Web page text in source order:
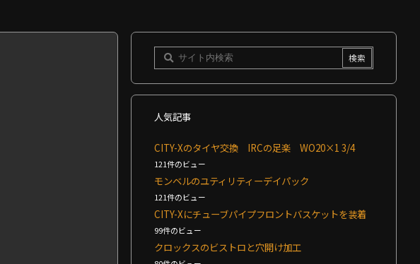
人気記事
CITY-Xのタイヤ交換 IRCの足楽 WO20×1 3/4
121件のビュー
モンベルのユティリティーデイパック
121件のビュー
CITY-Xにチューブパイプフロントバスケットを装着
99件のビュー
クロックスのビストロと穴開け加工